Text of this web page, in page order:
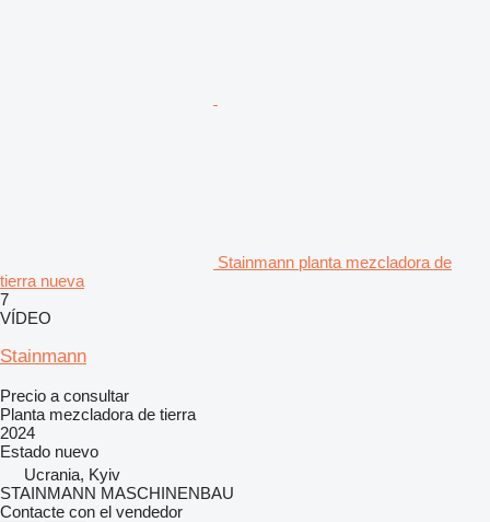
Stainmann planta mezcladora de
tierra nueva
7
VÍDEO
Stainmann
Precio a consultar
Planta mezcladora de tierra
2024
Estado nuevo
Ucrania, Kyiv
STAINMANN MASCHINENBAU
Contacte con el vendedor